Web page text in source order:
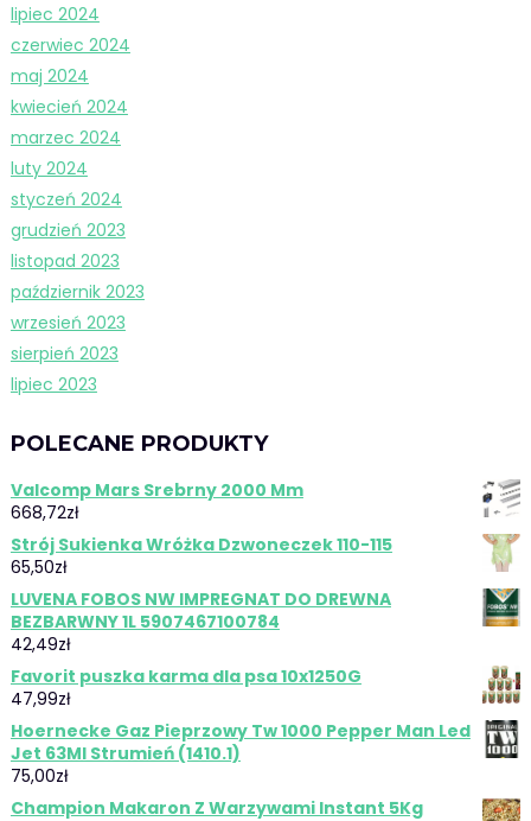
lipiec 2024
czerwiec 2024
maj 2024
kwiecień 2024
marzec 2024
luty 2024
styczeń 2024
grudzień 2023
listopad 2023
październik 2023
wrzesień 2023
sierpień 2023
lipiec 2023
POLECANE PRODUKTY
Valcomp Mars Srebrny 2000 Mm
668,72zł
Strój Sukienka Wróżka Dzwoneczek 110-115
65,50zł
LUVENA FOBOS NW IMPREGNAT DO DREWNA
BEZBARWNY 1L 5907467100784
42,49zł
Favorit puszka karma dla psa 10x1250G
47,99zł
Hoernecke Gaz Pieprzowy Tw 1000 Pepper Man Led
Jet 63Ml Strumień (1410.1)
75,00zł
Champion Makaron Z Warzywami Instant 5Kg